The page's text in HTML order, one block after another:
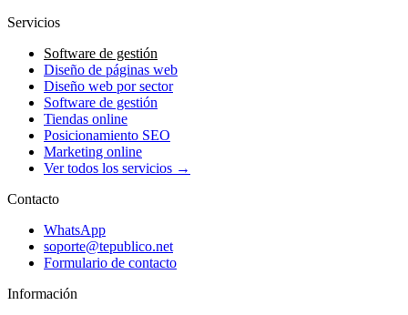
Servicios
Software de gestión
Diseño de páginas web
Diseño web por sector
Software de gestión
Tiendas online
Posicionamiento SEO
Marketing online
Ver todos los servicios →
Contacto
WhatsApp
soporte@tepublico.net
Formulario de contacto
Información